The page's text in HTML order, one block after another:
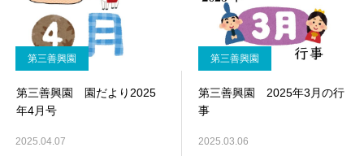
第三善興園
第三善興園 園だより2025
年4月号
2025.04.07
第三善興園
第三善興園 2025年3月の行
事
2025.03.06